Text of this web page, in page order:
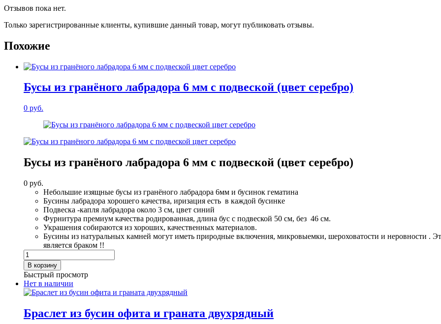
Отзывов пока нет.
Только зарегистрированные клиенты, купившие данный товар, могут публиковать отзывы.
Похожие
Бусы из гранёного лабрадора 6 мм c подвеской (цвет серебро)
0 руб.
Бусы из гранёного лабрадора 6 мм c подвеской (цвет серебро)
0 руб.
Небольшие изящные бусы из гранёного лабрадора 6мм и бусинок гематина
Бусины лабрадора хорошего качества, иризация есть в каждой бусинке
Подвеска -капля лабрадора около 3 см, цвет синий
Фурнитура премиум качества родированная, длина бус с подвеской 50 см, без 46 см.
Украшения собираются из хороших, качественных материалов.
Бусины из натуральных камней могут иметь природные включения, микровыемки, шероховатости и неровности .
является браком !!
Количество
товара
Бусы
из
гранёного
лабрадора
мм
В корзину
Быстрый просмотр
Нет в наличии
Браслет из бусин офита и граната двухрядный